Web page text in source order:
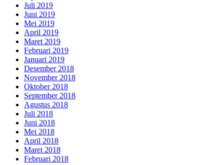
Juli 2019
Juni 2019
Mei 2019
April 2019
Maret 2019
Februari 2019
Januari 2019
Desember 2018
November 2018
Oktober 2018
September 2018
Agustus 2018
Juli 2018
Juni 2018
Mei 2018
April 2018
Maret 2018
Februari 2018